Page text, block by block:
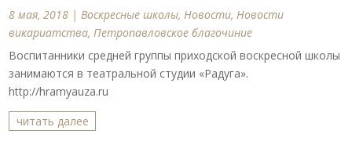
8 мая, 2018 |Воскресные школы,Новости,Новости
викариатства,Петропавловское благочиние
Воспитанники средней группы приходской воскресной школы
занимаются в театральной студии «Радуга».
http://hramyauza.ru
читать далее